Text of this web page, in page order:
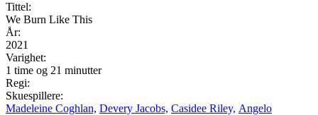
Tittel:
We Burn Like This
År:
2021
Varighet:
1 time og 21 minutter
Regi:
Skuespillere:
Madeleine Coghlan, Devery Jacobs, Casidee Riley, Angelo